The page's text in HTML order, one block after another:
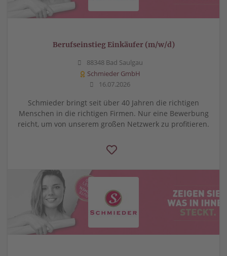
Berufseinstieg Einkäufer (m/w/d)
88348 Bad Saulgau
Schmieder GmbH
16.07.2026
Schmieder bringt seit über 40 Jahren die richtigen
Menschen in die richtigen Firmen. Nur eine Bewerbung
reicht, um von unserem großen Netzwerk zu profitieren.